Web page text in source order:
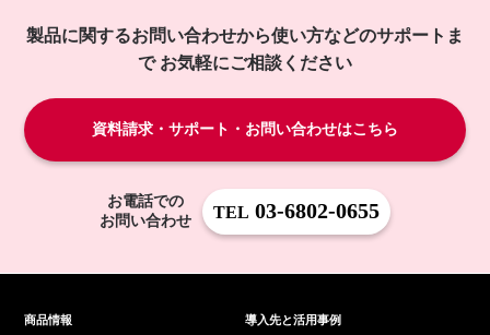
製品に関するお問い合わせから使い方などのサポートま
で お気軽にご相談ください
資料請求・サポート・お問い合わせはこちら
お電話での
お問い合わせ
TEL 03-6802-0655
商品情報 導入先と活用事例